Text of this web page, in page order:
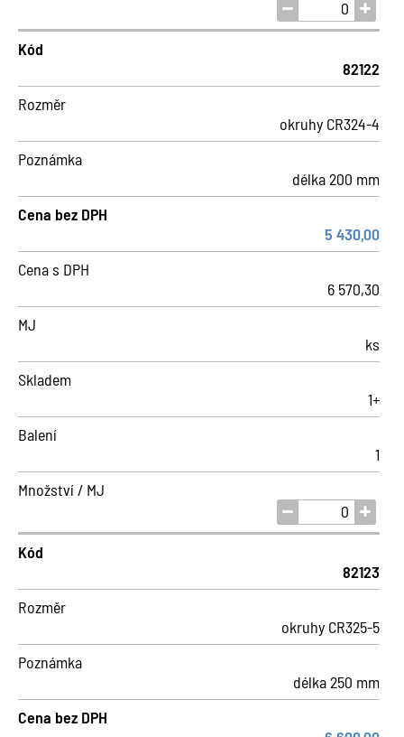
Kód
82122
Rozměr
okruhy CR324-4
Poznámka
délka 200 mm
Cena bez DPH
5 430,00
Cena s DPH
6 570,30
MJ
ks
Skladem
1+
Balení
1
Množství / MJ
Kód
82123
Rozměr
okruhy CR325-5
Poznámka
délka 250 mm
Cena bez DPH